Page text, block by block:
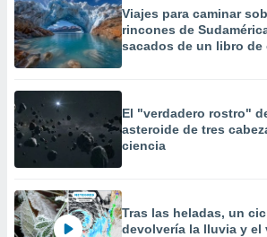
Viajes para caminar
rincones de
sacados de un libro de
El "verdadero rostro"
asteroide de tres
ciencia
Tras las heladas, un
devolvería la lluvia y el